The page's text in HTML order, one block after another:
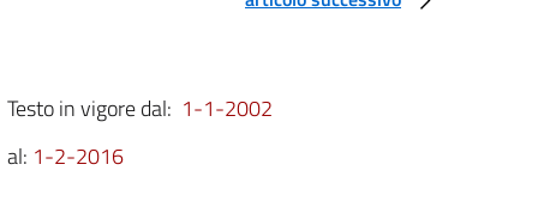
Testo in vigore dal: 1-1-2002
al: 1-2-2016